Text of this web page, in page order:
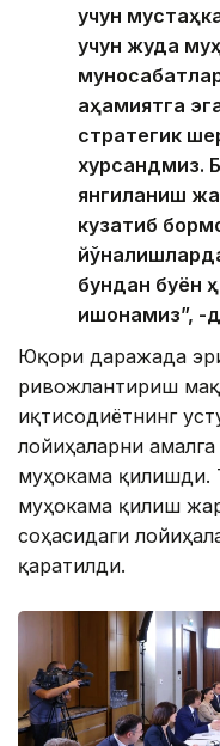
учун
учун жуда
аҳамиятга
стратегик
хурсандмиз.
янгиланиш
кузатиб
бундан буён
ишонамиз”, -
Юқори даражада
ривожлантириш
иқтисодиётнинг
лойиҳаларни
муҳокама қилишди.
муҳокама қилиш
соҳасидаги
қаратилди.